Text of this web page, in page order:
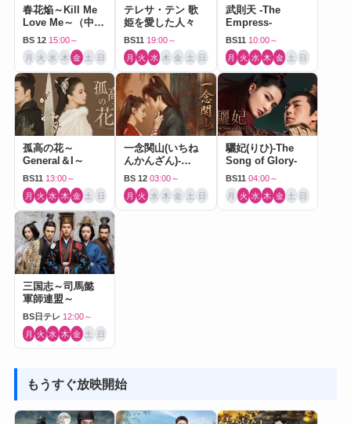
春花焔～Kill Me
Love Me～（中国
ドラマ）
BS 12 15:00～
月 火 水 木 金 土 日
テレサ・テン 歌
姫を愛した人々
BS11 19:00～
月 火 水 木 金 土 日
武則天 -The
Empress-
BS11 10:00～
月 火 水 木 金 土 日
孤高の花～
General＆I～
BS11 13:00～
月 火 水 木 金 土 日
一念関山(いちね
んかんざん)-
Journey to Love-
BS 12 03:00～
月 火 水 木 金 土 日
驪妃(りひ)-The
Song of Glory-
BS11 04:00～
月 火 水 木 金 土 日
三国志～司馬懿
軍師連盟～
BS日テレ 12:00～
月 火 水 木 金 土 日
もうすぐ放映開始